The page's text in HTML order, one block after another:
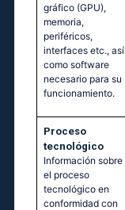
gráfico (GPU),
memoria,
periféricos,
interfaces etc., así
como software
necesario para su
funcionamiento.
Proceso
tecnológico
Información sobre
el proceso
tecnológico en
conformidad con